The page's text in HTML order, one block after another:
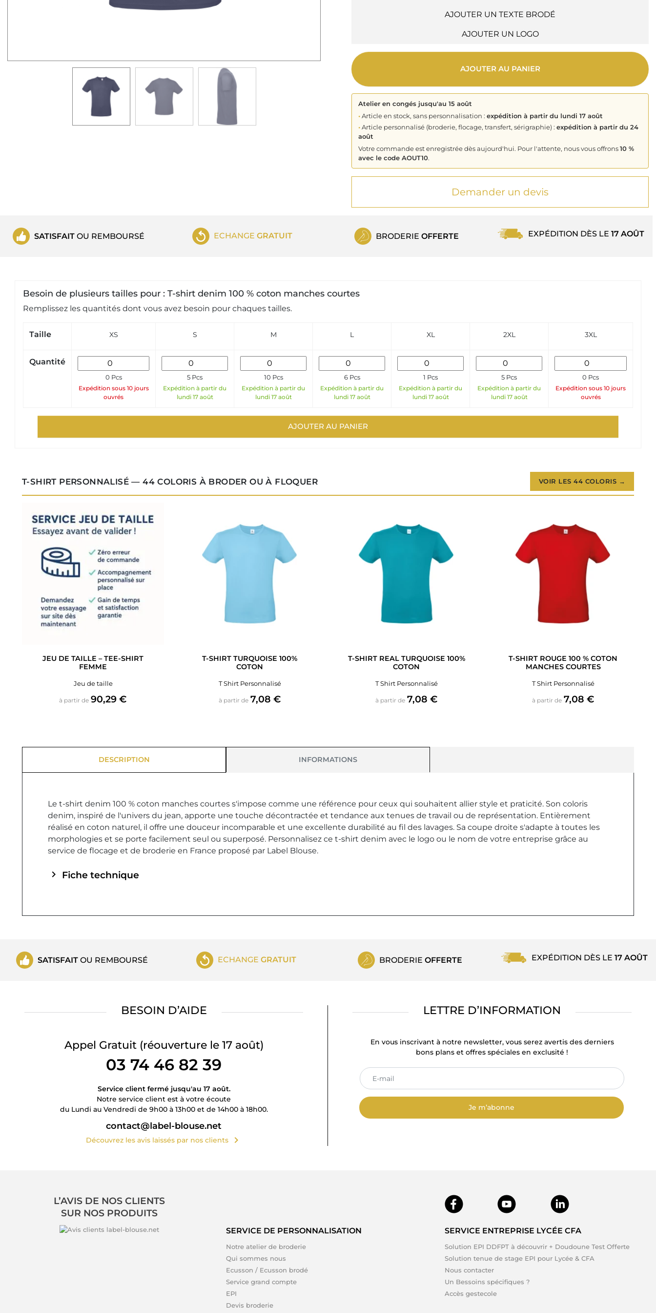
AJOUTER UN TEXTE BRODÉ
AJOUTER UN LOGO
AJOUTER AU PANIER
Atelier en congés jusqu'au 15 août
•Article en stock, sans personnalisation : expédition à partir du lundi 17 août
•Article personnalisé (broderie, flocage, transfert, sérigraphie) : expédition à partir du 24
août
Votre commande est enregistrée dès aujourd'hui. Pour l'attente, nous vous offrons10 %
avec le code AOUT10.
Demander un devis
SATISFAITOU REMBOURSÉ ECHANGEGRATUIT BRODERIE OFFERTE EXPÉDITION DÈS LE 17 AOÛT
Besoin de plusieurs tailles pour : T-shirt denim 100 % coton manches courtes
Remplissez les quantités dont vous avez besoin pour chaques tailles.
Taille XS S M L XL 2XL 3XL
Quantité
0 Pcs
Expédition sous 10 jours
ouvrés
5 Pcs
Expédition à partir du
lundi 17 août
10 Pcs
Expédition à partir du
lundi 17 août
6 Pcs
Expédition à partir du
lundi 17 août
1 Pcs
Expédition à partir du
lundi 17 août
5 Pcs
Expédition à partir du
lundi 17 août
0 Pcs
Expédition sous 10 jours
ouvrés
AJOUTER AU PANIER
T-SHIRT PERSONNALISÉ — 44 COLORIS À BRODER OU À FLOQUER VOIR LES 44 COLORIS →
JEU DE TAILLE – TEE-SHIRT
FEMME
Jeu de taille
à partir de Prix
90,29 €
T-SHIRT TURQUOISE 100%
COTON
T Shirt Personnalisé
à partir de Prix
7,08 €
T-SHIRT REAL TURQUOISE 100%
COTON
T Shirt Personnalisé
à partir de Prix
7,08 €
T-SHIRT ROUGE 100 % COTON
MANCHES COURTES
T Shirt Personnalisé
à partir de Prix
7,08 €
DESCRIPTION INFORMATIONS
Le t-shirt denim 100 % coton manches courtes s'impose comme une référence pour ceux qui souhaitent allier style et praticité. Son coloris
denim, inspiré de l'univers du jean, apporte une touche décontractée et tendance aux tenues de travail ou de représentation. Entièrement
réalisé en coton naturel, il offre une douceur incomparable et une excellente durabilité au fil des lavages. Sa coupe droite s'adapte à toutes les
morphologies et se porte facilement seul ou superposé. Personnalisez ce t-shirt denim avec le logo ou le nom de votre entreprise grâce au
service de flocage et de broderie en France proposé par Label Blouse.
chevron_right Fiche technique
SATISFAIT OU REMBOURSÉ ECHANGE GRATUIT BRODERIE OFFERTE EXPÉDITION DÈS LE 17 AOÛT
BESOIN D’AIDE
Appel Gratuit (réouverture le 17 août)
03 74 46 82 39
Service client fermé jusqu'au 17 août.
Notre service client est à votre écoute
du Lundi au Vendredi de 9h00 à 13h00 et de 14h00 à 18h00.
contact@label-blouse.net
Découvrez les avis laissés par nos clients chevron_right
LETTRE D’INFORMATION
En vous inscrivant à notre newsletter, vous serez avertis des derniers
bons plans et offres spéciales en exclusité !
Je m’abonne
L’AVIS DE NOS CLIENTS
SUR NOS PRODUITS
SERVICE DE PERSONNALISATION
Notre atelier de broderie
Qui sommes nous
Ecusson / Ecusson brodé
Service grand compte
EPI
Devis broderie
SERVICE ENTREPRISE LYCÉE CFA
Solution EPI DDFPT à découvrir + Doudoune Test Offerte
Solution tenue de stage EPI pour Lycée & CFA
Nous contacter
Un Bessoins spécifiques ?
Accès gestecole